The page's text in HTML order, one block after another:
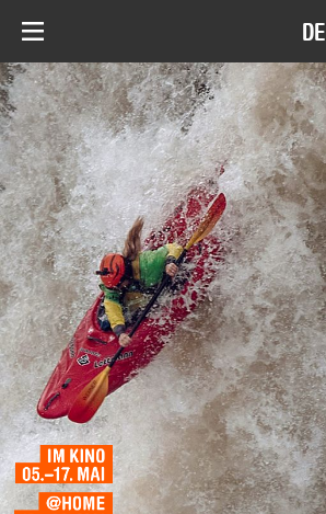
DE